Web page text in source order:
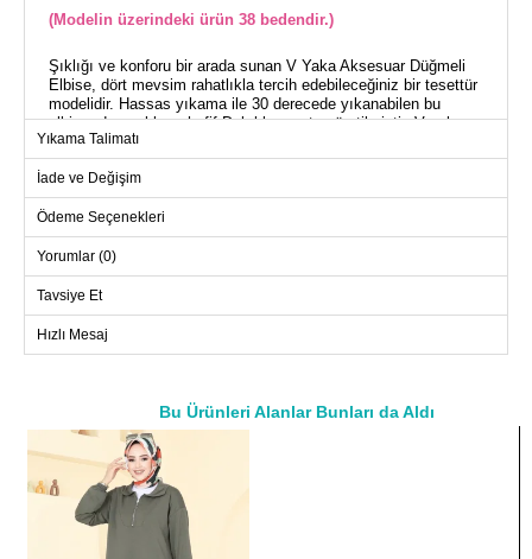
(Modelin üzerindeki ürün 38 bedendir.)
Şıklığı ve konforu bir arada sunan V Yaka Aksesuar Düğmeli
Elbise, dört mevsim rahatlıkla tercih edebileceğiniz bir tesettür
modelidir. Hassas yıkama ile 30 derecede yıkanabilen bu
elbise, dayanıklı ve hafif Dabıl kumaştan üretilmiştir. V yaka
tasarımı ve sırttan fermuarlı yapısıyla pratik bir kullanım sunar.
Aksesuar olarak eklenen düğmeler ve manşet detayları ise
şıklığınızı tamamlar. Ve unutmayın, model üzerindeki ürün 38
bedendir.
Beden
38
98 78
136
40
102 82
136
110 90
136
46
48
Yıkama Talimatı
İade ve Değişim
Ödeme Seçenekleri
Yorumlar (0)
Tavsiye Et
Hızlı Mesaj
Bu Ürünleri Alanlar Bunları da Aldı
a>